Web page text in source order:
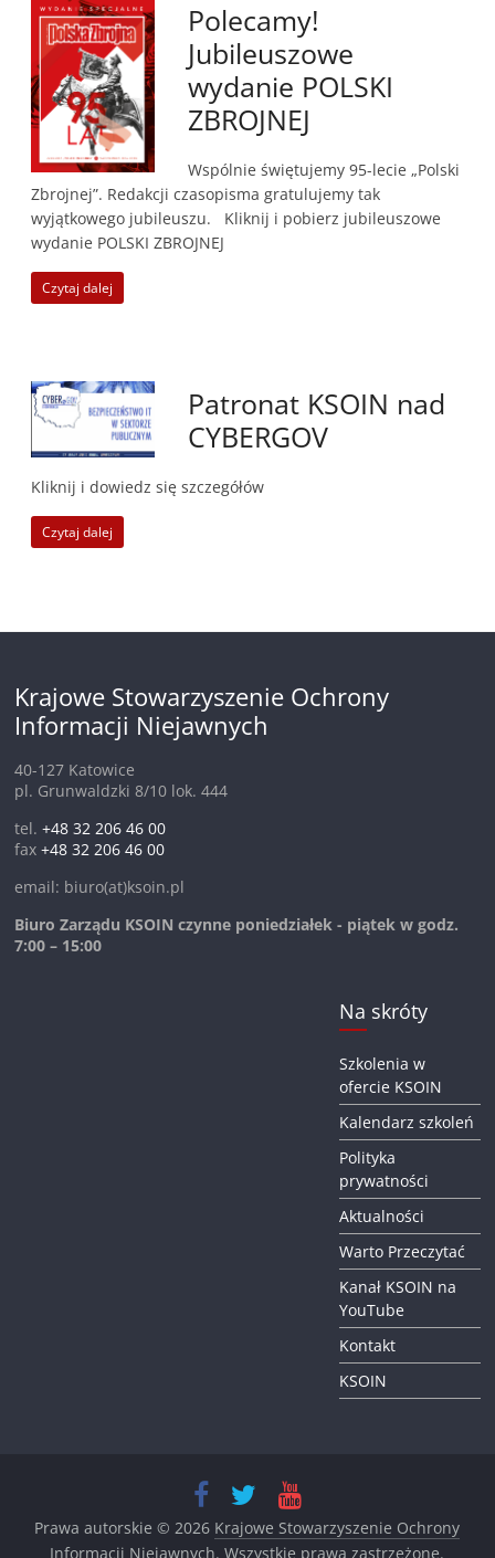
Polecamy!
Jubileuszowe
wydanie POLSKI
ZBROJNEJ
Wspólnie świętujemy 95-lecie „Polski
Zbrojnej”. Redakcji czasopisma gratulujemy tak
wyjątkowego jubileuszu. Kliknij i pobierz jubileuszowe
wydanie POLSKI ZBROJNEJ
Czytaj dalej
Patronat KSOIN nad
CYBERGOV
Kliknij i dowiedz się szczegółów
Czytaj dalej
Krajowe Stowarzyszenie Ochrony
Informacji Niejawnych
40-127 Katowice
pl. Grunwaldzki 8/10 lok. 444
tel.+48 32 206 46 00
fax+48 32 206 46 00
email: biuro(at)ksoin.pl
Biuro Zarządu KSOIN czynne poniedziałek - piątek w godz.
7:00 – 15:00
Na skróty
Szkolenia w
ofercie KSOIN
Kalendarz szkoleń
Polityka
prywatności
Aktualności
Warto Przeczytać
Kanał KSOIN na
YouTube
Kontakt
KSOIN
Prawa autorskie © 2026 Krajowe Stowarzyszenie Ochrony
Informacji Niejawnych. Wszystkie prawa zastrzeżone.